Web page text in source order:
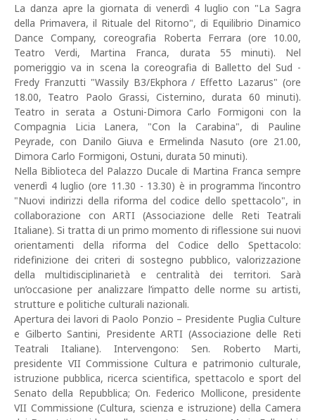
La danza apre la giornata di venerdì 4 luglio con "La Sagra
della Primavera, il Rituale del Ritorno", di Equilibrio Dinamico
Dance Company, coreografia Roberta Ferrara (ore 10.00,
Teatro Verdi, Martina Franca, durata 55 minuti). Nel
pomeriggio va in scena la coreografia di Balletto del Sud -
Fredy Franzutti "Wassily B3/Ekphora / Effetto Lazarus" (ore
18.00, Teatro Paolo Grassi, Cisternino, durata 60 minuti).
Teatro in serata a Ostuni-Dimora Carlo Formigoni con la
Compagnia Licia Lanera, "Con la Carabina", di Pauline
Peyrade, con Danilo Giuva e Ermelinda Nasuto (ore 21.00,
Dimora Carlo Formigoni, Ostuni, durata 50 minuti).
Nella Biblioteca del Palazzo Ducale di Martina Franca sempre
venerdì 4 luglio (ore 11.30 - 13.30) è in programma l’incontro
"Nuovi indirizzi della riforma del codice dello spettacolo", in
collaborazione con ARTI (Associazione delle Reti Teatrali
Italiane). Si tratta di un primo momento di riflessione sui nuovi
orientamenti della riforma del Codice dello Spettacolo:
ridefinizione dei criteri di sostegno pubblico, valorizzazione
della multidisciplinarietà e centralità dei territori. Sarà
un’occasione per analizzare l’impatto delle norme su artisti,
strutture e politiche culturali nazionali.
Apertura dei lavori di Paolo Ponzio – Presidente Puglia Culture
e Gilberto Santini, Presidente ARTI (Associazione delle Reti
Teatrali Italiane). Intervengono: Sen. Roberto Marti,
presidente VII Commissione Cultura e patrimonio culturale,
istruzione pubblica, ricerca scientifica, spettacolo e sport del
Senato della Repubblica; On. Federico Mollicone, presidente
VII Commissione (Cultura, scienza e istruzione) della Camera